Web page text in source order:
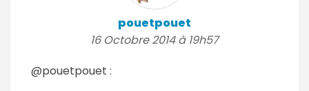
pouetpouet
16 Octobre 2014 à 19h57
@pouetpouet :